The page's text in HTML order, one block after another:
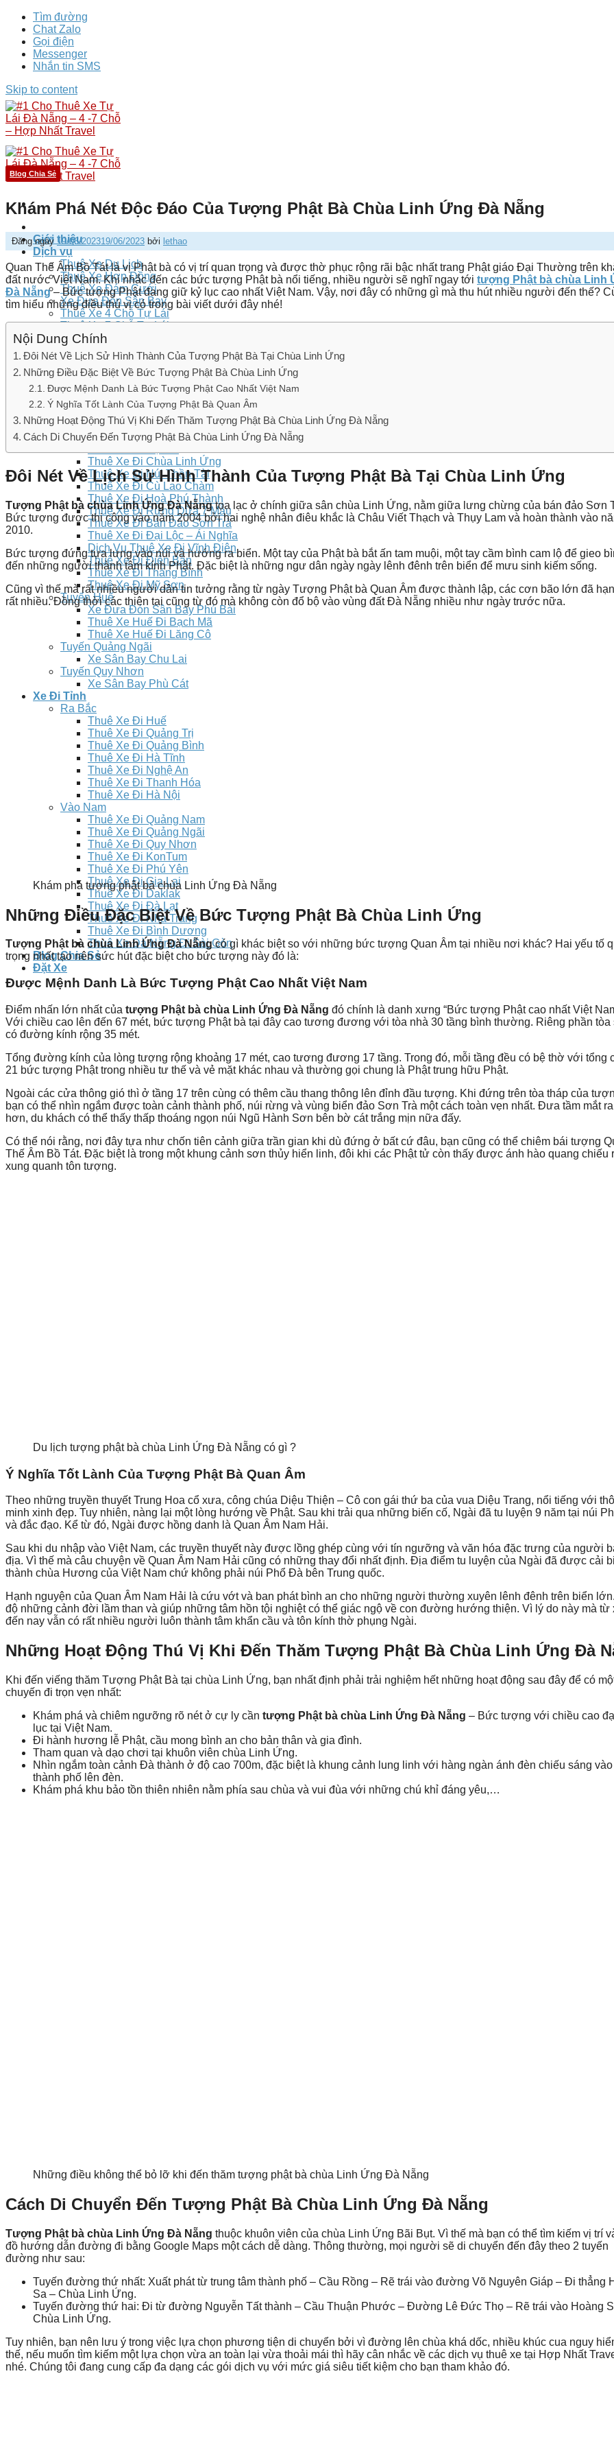
Tìm đường
Chat Zalo
Gọi điện
Messenger
Nhắn tin SMS
Skip to content
Giới thiệu
Dịch vụ
Thuê Xe Du Lịch
Thuê Xe Hợp Đồng
Thuê Xe Đám Cưới
Xe Đưa Đón Sân Bay
Thuê Xe 4 Chỗ Tự Lái
Thuê Xe 7 Chỗ Tự Lái
Thuê Xe Bản Tải Tự Lái
Thuê xe 16 Chỗ
Thuê Xe 29 Chỗ
Thuê Xe 35 Chỗ
Thuê Xe 45 Chỗ
Bảng giá
Thuê Xe
Tuyến Đà Nẵng – Hội An
Thuê Xe Đi Bà Nà
Thuê Xe Đi Chùa Linh Ứng
Thuê Xe Đi Núi Thần Tài
Thuê Xe Đi Cù Lao Chàm
Thuê Xe Đi Hoà Phú Thành
Thuê Xe Đi Rừng Dừa 7 Mẫu
Thuê Xe Đi Bán Đảo Sơn Trà
Thuê Xe Đi Đại Lộc – Ái Nghĩa
Dịch Vụ Thuê Xe Đi Vĩnh Điện
Thuê Xe Đi Điện Bàn
Thuê Xe Đi Thăng Bình
Thuê Xe Đi Mỹ Sơn
Tuyến Huế
Xe Đưa Đón Sân Bay Phú Bài
Thuê Xe Huế Đi Bạch Mã
Thuê Xe Huế Đi Lăng Cô
Tuyến Quảng Ngãi
Xe Sân Bay Chu Lai
Tuyến Quy Nhơn
Xe Sân Bay Phù Cát
Xe Đi Tỉnh
Ra Bắc
Thuê Xe Đi Huế
Thuê Xe Đi Quảng Trị
Thuê Xe Đi Quảng Bình
Thuê Xe Đi Hà Tĩnh
Thuê Xe Đi Nghệ An
Thuê Xe Đi Thanh Hóa
Thuê Xe Đi Hà Nội
Vào Nam
Thuê Xe Đi Quảng Nam
Thuê Xe Đi Quảng Ngãi
Thuê Xe Đi Quy Nhơn
Thuê Xe Đi KonTum
Thuê Xe Đi Phú Yên
Thuê Xe Đi Gia Lai
Thuê Xe Đi Daklak
Thuê Xe Đi Đà Lạt
Thuê Xe Đi Nha Trang
Thuê Xe Đi Bình Dương
Thuê Xe Đà Nẵng Đi Sài Gòn
Blog Chia Sẻ
Đặt Xe
Blog Chia Sẻ
Khám Phá Nét Độc Đáo Của Tượng Phật Bà Chùa Linh Ứng Đà Nẵng
Đăng ngày 19/06/202319/06/2023 bởi lethao
Quan Thế Âm Bồ Tát là vị Phật bà có vị trí quan trọng và được thờ phục rộng rãi bậc nhất trang Phật giáo Đại Thường trên
đất nước Việt Nam. Khi nhắc đến các bức tượng Phật bà nổi tiếng, nhiều người sẽ nghĩ ngay tới tượng Phật bà chùa Linh
Đà Nẵng– Bức tượng Phật đang giữ kỷ lục cao nhất Việt Nam. Vậy, nơi đây có những gì mà thu hút nhiều người đến thế?
tìm hiểu những điều thú vị có trong bài viết dưới đây nhé!
Nội Dung Chính
Đôi Nét Về Lịch Sử Hình Thành Của Tượng Phật Bà Tại Chùa Linh Ứng
Những Điều Đặc Biệt Về Bức Tượng Phật Bà Chùa Linh Ứng
Được Mệnh Danh Là Bức Tượng Phật Cao Nhất Việt Nam
Ý Nghĩa Tốt Lành Của Tượng Phật Bà Quan Âm
Những Hoạt Động Thú Vị Khi Đến Thăm Tượng Phật Bà Chùa Linh Ứng Đà Nẵng
Cách Di Chuyển Đến Tượng Phật Bà Chùa Linh Ứng Đà Nẵng
Đôi Nét Về Lịch Sử Hình Thành Của Tượng Phật Bà Tại Chùa Linh Ứng
Tượng Phật bà chùa Linh Ứng Đà Nẵngtọa lạc ở chính giữa sân chùa Linh Ứng, nằm giữa lưng chừng của bán đảo Sơn
Bức tượng được thi công vào năm 2004 bởi hai nghệ nhân điêu khắc là Châu Viết Thạch và Thụy Lam và hoàn thành vào
2010.
Bức tượng đứng tựa lưng vào núi và hướng ra biển. Một tay của Phật bà bắt ấn tam muội, một tay cầm bình cam lộ để gieo
đến những người thành tâm kính Phật. Đặc biệt là những ngư dân ngày ngày lênh đênh trên biển để mưu sinh kiếm sống.
Cũng vì thế mà rất nhiều người dân tin tưởng rằng từ ngày Tượng Phật bà Quan Âm được thành lập, các cơn bão lớn đã
rất nhiều. Đồng thời các thiên tai cũng từ đó mà không còn đổ bộ vào vùng đất Đà Nẵng nhiều như ngày trước nữa.
Khám phá tượng phật bà chùa Linh Ứng Đà Nẵng
Những Điều Đặc Biệt Về Bức Tượng Phật Bà Chùa Linh Ứng
Tượng Phật bà chùa Linh Ứng Đà Nẵngcó gì khác biệt so với những bức tượng Quan Âm tại nhiều nơi khác? Hai yếu tố
trọng nhất tạo nên sức hút đặc biệt cho bức tượng này đó là:
Được Mệnh Danh Là Bức Tượng Phật Cao Nhất Việt Nam
Điểm nhấn lớn nhất của tượng Phật bà chùa Linh Ứng Đà Nẵng đó chính là danh xưng “Bức tượng Phật cao nhất Việt
Với chiều cao lên đến 67 mét, bức tượng Phật bà tại đây cao tương đương với tòa nhà 30 tầng bình thường. Riêng phần tòa
có đường kính rộng 35 mét.
Tổng đường kính của lòng tượng rộng khoảng 17 mét, cao tương đương 17 tầng. Trong đó, mỗi tầng đều có bệ thờ với tổng
21 bức tượng Phật trong nhiều tư thế và vẻ mặt khác nhau và thường gọi chung là Phật trung hữu Phật.
Ngoài các cửa thông gió thì ở tầng 17 trên cùng có thêm cầu thang thông lên đỉnh đầu tượng. Khi đứng trên tòa tháp của
bạn có thể nhìn ngắm được toàn cảnh thành phố, núi rừng và vùng biển đảo Sơn Trà một cách toàn vẹn nhất. Đưa tầm mắt
hơn, du khách có thể thấy thấp thoáng ngọn núi Ngũ Hành Sơn bên bờ cát trắng mịn nữa đấy.
Có thể nói rằng, nơi đây tựa như chốn tiên cảnh giữa trần gian khi dù đứng ở bất cứ đâu, bạn cũng có thể chiêm bái tượng
Thế Âm Bồ Tát. Đặc biệt là trong một khung cảnh sơn thủy hiển linh, đôi khi các Phật tử còn thấy được ánh hào quang chiếu
xung quanh tôn tượng.
Du lịch tượng phật bà chùa Linh Ứng Đà Nẵng có gì ?
Ý Nghĩa Tốt Lành Của Tượng Phật Bà Quan Âm
Theo những truyền thuyết Trung Hoa cổ xưa, công chúa Diệu Thiện – Cô con gái thứ ba của vua Diệu Trang, nổi tiếng với
minh xinh đẹp. Tuy nhiên, nàng lại một lòng hướng về Phật. Sau khi trải qua những biến cố, Ngài đã tu luyện 9 năm tại núi
và đắc đạo. Kể từ đó, Ngài được hồng danh là Quan Âm Nam Hải.
Sau khi du nhập vào Việt Nam, các truyền thuyết này được lồng ghép cùng với tín ngưỡng và văn hóa đặc trưng của người
địa. Vì thế mà câu chuyện về Quan Âm Nam Hải cũng có những thay đổi nhất định. Địa điểm tu luyện của Ngài đã được cải
thành chùa Hương của Việt Nam chứ không phải núi Phổ Đà bên Trung quốc.
Hạnh nguyện của Quan Âm Nam Hải là cứu vớt và ban phát bình an cho những người thường xuyên lênh đênh trên biển
độ những cảnh đời lầm than và giúp những tâm hồn tội nghiệt có thể giác ngộ về con đường hướng thiện. Vì lý do này mà từ
đến nay vẫn có rất nhiều người luôn thành tâm khẩn cầu và tôn kính thờ phụng Ngài.
Những Hoạt Động Thú Vị Khi Đến Thăm Tượng Phật Bà Chùa Linh Ứng Đà
Khi đến viếng thăm Tượng Phật Bà tại chùa Linh Ứng, bạn nhất định phải trải nghiệm hết những hoạt động sau đây để có
chuyến đi trọn vẹn nhất:
Khám phá và chiêm ngưỡng rõ nét ở cự ly cần tượng Phật bà chùa Linh Ứng Đà Nẵng – Bức tượng với chiều cao
lục tại Việt Nam.
Đi hành hương lễ Phật, cầu mong bình an cho bản thân và gia đình.
Tham quan và dạo chơi tại khuôn viên chùa Linh Ứng.
Nhìn ngắm toàn cảnh Đà thành ở độ cao 700m, đặc biệt là khung cảnh lung linh với hàng ngàn ánh đèn chiếu sáng
thành phố lên đèn.
Khám phá khu bảo tồn thiên nhiên nằm phía sau chùa và vui đùa với những chú khỉ đáng yêu,…
Những điều không thể bỏ lỡ khi đến thăm tượng phật bà chùa Linh Ứng Đà Nẵng
Cách Di Chuyển Đến Tượng Phật Bà Chùa Linh Ứng Đà Nẵng
Tượng Phật bà chùa Linh Ứng Đà Nẵng thuộc khuôn viên của chùa Linh Ứng Bãi Bụt. Vì thế mà bạn có thể tìm kiếm vị trí
đồ hướng dẫn đường đi bằng Google Maps một cách dễ dàng. Thông thường, mọi người sẽ di chuyển đến đây theo 2 tuyến
đường như sau:
Tuyến đường thứ nhất: Xuất phát từ trung tâm thành phố – Cầu Rồng – Rẽ trái vào đường Võ Nguyên Giáp – Đi thẳng
Sa – Chùa Linh Ứng.
Tuyến đường thứ hai: Đi từ đường Nguyễn Tất thành – Cầu Thuận Phước – Đường Lê Đức Thọ – Rẽ trái vào Hoàng
Chùa Linh Ứng.
Tuy nhiên, bạn nên lưu ý trong việc lựa chọn phương tiện di chuyển bởi vì đường lên chùa khá dốc, nhiều khúc cua nguy
thế, nếu muốn tìm kiếm một lựa chọn vừa an toàn lại vừa thoải mái thì hãy cân nhắc về các dịch vụ thuê xe tại Hợp Nhất
nhé. Chúng tôi đang cung cấp đa dạng các gói dịch vụ với mức giá siêu tiết kiệm cho bạn tham khảo đó.